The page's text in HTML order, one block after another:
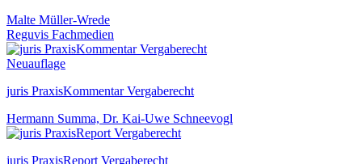
Malte Müller-Wrede
Reguvis Fachmedien
Neuauflage
juris PraxisKommentar Vergaberecht
Hermann Summa, Dr. Kai-Uwe Schneevogl
juris PraxisReport Vergaberecht